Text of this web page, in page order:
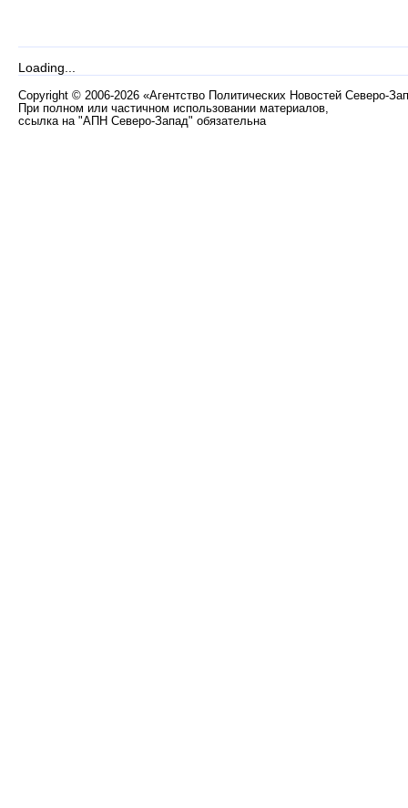
Loading...
Copyright © 2006-2026 «Агентство Политических Новостей Северо-
При полном или частичном использовании материалов,
ссылка на "АПН Северо-Запад" обязательна